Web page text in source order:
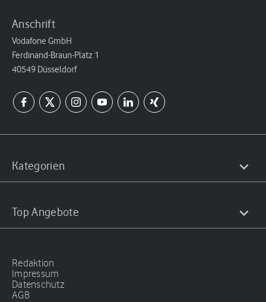
Anschrift
Vodafone GmbH
Ferdinand-Braun-Platz 1
40549 Düsseldorf
Kategorien
Top Angebote
Redaktion
Impressum
Datenschutz
AGB